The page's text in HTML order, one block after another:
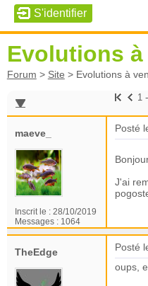
Evolutions
Forum > Site > Evolutions à
1 -
maeve_
Inscrit le : 28/10/2019
Messages : 1064
Posté
J'ai
TheEdge
Posté
oups,